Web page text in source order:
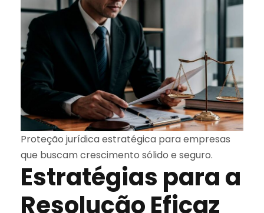
Proteção jurídica estratégica para empresas
que buscam crescimento sólido e seguro.
Estratégias para a
Resolução Eficaz